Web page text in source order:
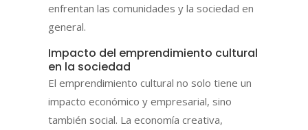
enfrentan las comunidades y la sociedad en
general.
Impacto del emprendimiento cultural
en la sociedad
El emprendimiento cultural no solo tiene un
impacto económico y empresarial, sino
también social. La economía creativa,